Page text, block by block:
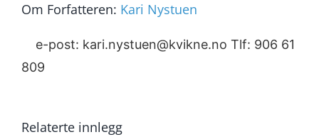
Om Forfatteren: Kari Nystuen
e-post: kari.nystuen@kvikne.no Tlf: 906 61
809
Relaterte innlegg